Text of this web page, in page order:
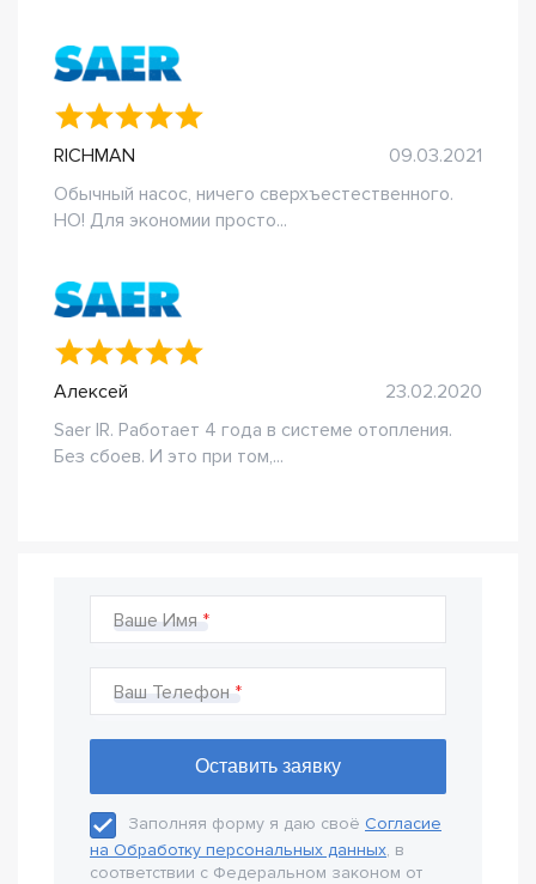
RICHMAN
09.03.2021
Обычный насос, ничего сверхъестественного.
НО! Для экономии просто...
Алексей
23.02.2020
Saer IR. Работает 4 года в системе отопления.
Без сбоев. И это при том,...
Ваше Имя
Ваш Телефон
Заполняя форму я даю своё Согласие
на Обработку персональных данных, в
соответствии с Федеральном законом от